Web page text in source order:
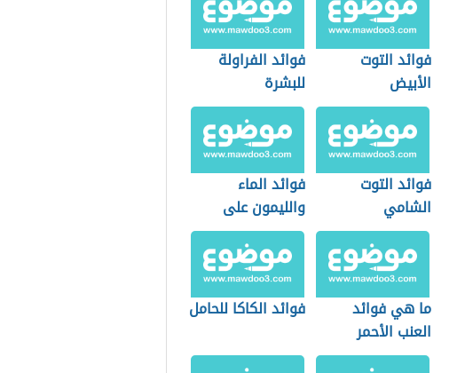
فوائد التوت
الأبيض
فوائد الفراولة
للبشرة
فوائد التوت
الشامي
فوائد الماء
والليمون على
الريق
ما هي فوائد
العنب الأحمر
فوائد الكاكا للحامل